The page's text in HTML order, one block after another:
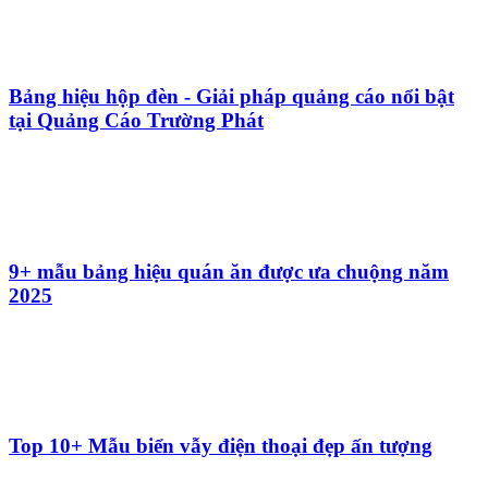
Bảng hiệu hộp đèn - Giải pháp quảng cáo nổi bật
tại Quảng Cáo Trường Phát
9+ mẫu bảng hiệu quán ăn được ưa chuộng năm
2025
Top 10+ Mẫu biển vẫy điện thoại đẹp ấn tượng